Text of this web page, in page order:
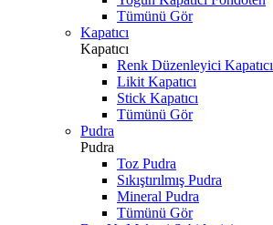
Tümünü Gör
Kapatıcı
Kapatıcı
Renk Düzenleyici Kapatıcı
Likit Kapatıcı
Stick Kapatıcı
Tümünü Gör
Pudra
Pudra
Toz Pudra
Sıkıştırılmış Pudra
Mineral Pudra
Tümünü Gör